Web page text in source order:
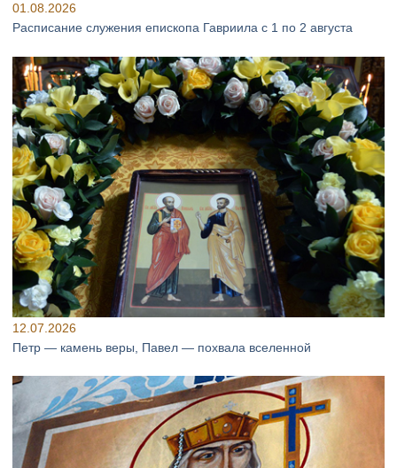
01.08.2026
Расписание служения епископа Гавриила с 1 по 2 августа
12.07.2026
Петр — камень веры, Павел — похвала вселенной